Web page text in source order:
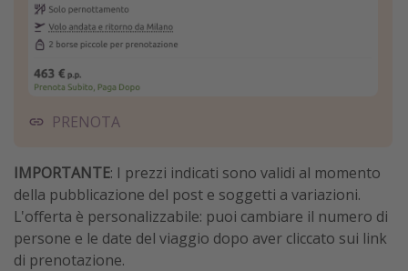
PRENOTA
IMPORTANTE: I prezzi indicati sono validi al momento
della pubblicazione del post e soggetti a variazioni.
L'offerta è personalizzabile: puoi cambiare il numero di
persone e le date del viaggio dopo aver cliccato sui link
di prenotazione.